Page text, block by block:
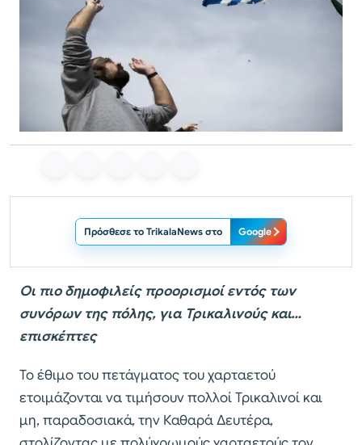
Πρόσθεσε το TrikalaNews στο Google
Οι πιο δημοφιλείς προορισμοί εντός των
συνόρων της πόλης, για Τρικαλινούς και…
επισκέπτες
Το έθιμο του πετάγματος του χαρταετού
ετοιμάζονται να τιμήσουν πολλοί Τρικαλινοί και
μη, παραδοσιακά, την Καθαρά Δευτέρα,